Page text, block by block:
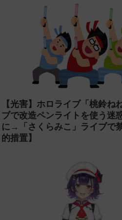
【光害】ホロライブ「桃鈴ね
ブで改造ペンライトを使う迷
に→「さくらみこ」ライブで
的措置】